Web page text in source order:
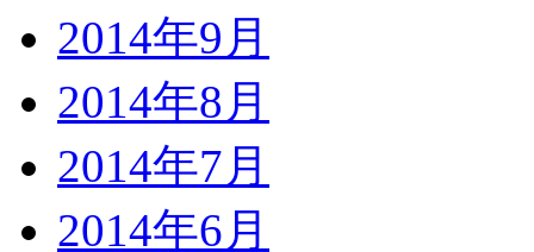
2014年9月
2014年8月
2014年7月
2014年6月